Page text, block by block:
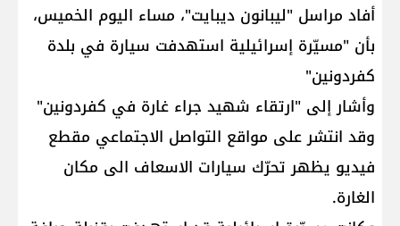
أفاد مراسل "ليبانون ديبايت"، مساء اليوم الخميس،
بأن "مسيّرة إسرائيلية استهدفت سيارة في بلدة
كفردونين"
وأشار إلى "ارتقاء شهيد جراء غارة في كفردونين"
وقد انتشر على مواقع التواصل الاجتماعي مقطع
فيديو يظهر تحرّك سيارات الاسعاف الى مكان
الغارة.